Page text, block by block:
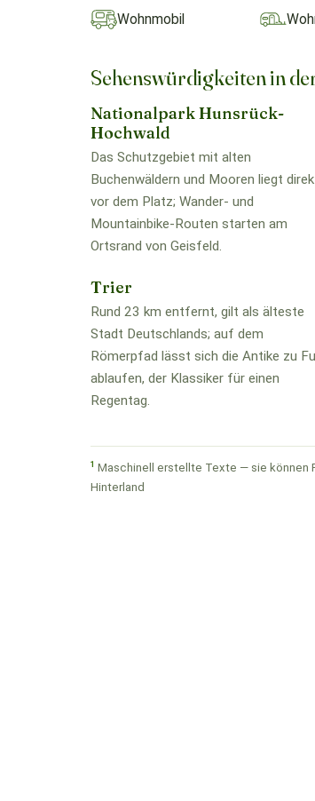
Wohnmobil
Sehenswürdigkeiten in
Nationalpark Hunsrück-
Hochwald
Das Schutzgebiet mit alten
Buchenwäldern und Mooren liegt
vor dem Platz; Wander- und
Mountainbike-Routen starten am
Ortsrand von Geisfeld.
Trier
Rund 23 km entfernt, gilt als älteste
Stadt Deutschlands; auf dem
Römerpfad lässt sich die Antike zu
ablaufen, der Klassiker für einen
Regentag.
1 Maschinell erstellte Texte — sie können
Hinterland